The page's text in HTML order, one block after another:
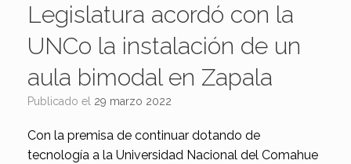
Legislatura acordó con la
UNCo la instalación de un
aula bimodal en Zapala
Publicado el 29 marzo 2022
Con la premisa de continuar dotando de
tecnología a la Universidad Nacional del Comahue